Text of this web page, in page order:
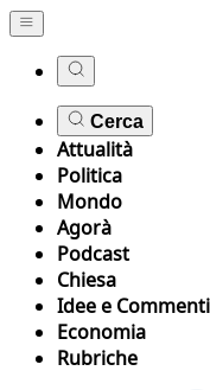
Cerca
Attualità
Politica
Mondo
Agorà
Podcast
Chiesa
Idee e Commenti
Economia
Rubriche